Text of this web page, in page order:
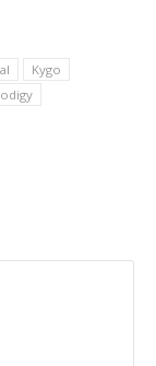
Kygo